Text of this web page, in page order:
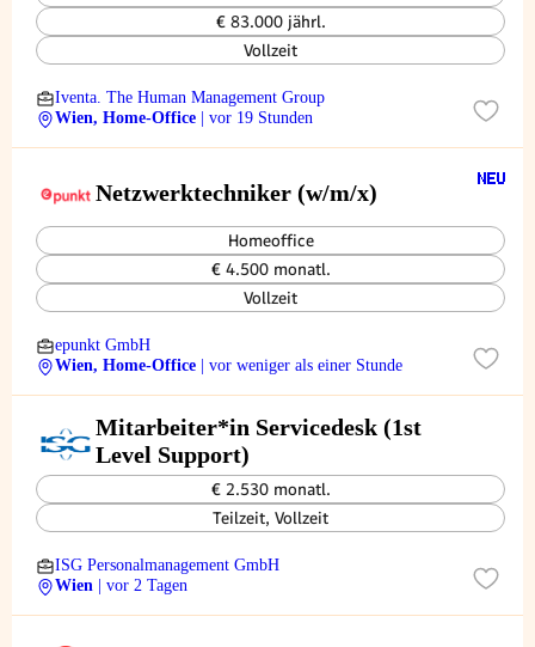
€ 83.000 jährl.
Vollzeit
Iventa. The Human Management Group
Wien, Home-Office
| vor 19 Stunden
Netzwerktechniker (w/m/x)
Homeoffice
€ 4.500 monatl.
Vollzeit
epunkt GmbH
Wien, Home-Office
| vor weniger als einer Stunde
Mitarbeiter*in Servicedesk (1st
Level Support)
€ 2.530 monatl.
Teilzeit, Vollzeit
ISG Personalmanagement GmbH
Wien
| vor 2 Tagen